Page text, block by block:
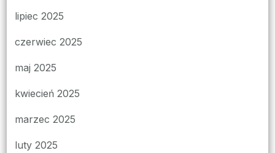
lipiec 2025
czerwiec 2025
maj 2025
kwiecień 2025
marzec 2025
luty 2025